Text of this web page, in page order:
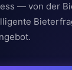
— von der